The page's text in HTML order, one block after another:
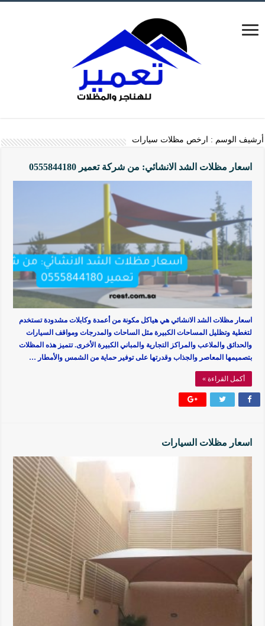
أرشيف الوسم : ارخص مظلات سيارات
اسعار مظلات الشد الانشائي: من شركة تعمير 0555844180
اسعار مظلات الشد الانشائي هي هياكل مكونة من أعمدة وكابلات مشدودة تستخدم
لتغطية وتظليل المساحات الكبيرة مثل الساحات والمدرجات ومواقف السيارات
والحدائق والملاعب والمراكز التجارية والمباني الكبيرة الأخرى. تتميز هذه المظلات
بتصميمها المعاصر والجذاب وقدرتها على توفير حماية من الشمس والأمطار …
أكمل القراءة »
اسعار مظلات السيارات